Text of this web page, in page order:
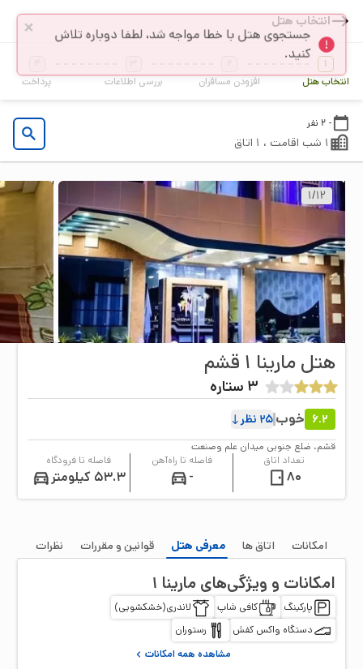
انتخاب هتل
1
انتخاب هتل
افزودن مسافران
بررسی اطلاعات
پرداخت
- 2 نفر
1 شب اقامت ، 1 اتاق
12
/
1
هتل مارینا ۱ قشم
3 ستاره
6.2 خوب25 نظر
قشم، ضلع جنوبی میدان علم وصنعت
تعداد اتاق
80
فاصله تا راه‌آهن
-
فاصله تا فرودگاه
53.3 کیلومتر
امکانات اتاق‌ ها معرفی هتل قوانین و مقررات نظرات
امکانات و ویژگی‌هایمارینا ۱
پارکینگ کافی شاپ
لاندری(خشکشویی)
دستگاه واکس کفش
رستوران
مشاهده همه امکانات